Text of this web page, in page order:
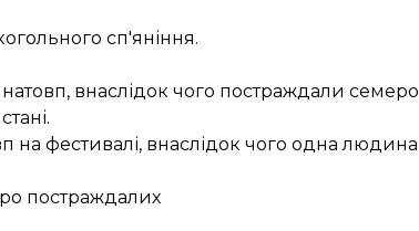
сп'яніння.
натовп, внаслідок чого постраждали семеро
на фестивалі, внаслідок чого одна людина
постраждалих